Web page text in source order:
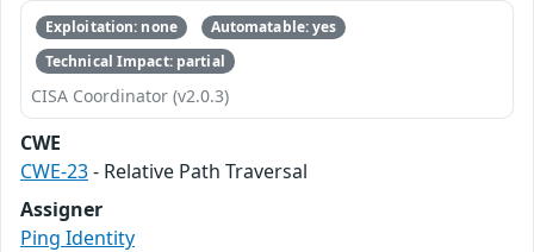
Exploitation: none
Automatable: yes
Technical Impact: partial
CISA Coordinator (v2.0.3)
CWE
CWE-23- Relative Path Traversal
Assigner
Ping Identity